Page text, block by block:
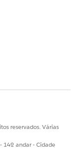
reservados. Várias
14º andar - Cidade